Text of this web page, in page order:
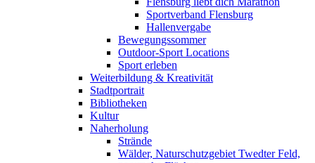
Sportverband Flensburg
Hallenvergabe
Bewegungssommer
Outdoor-Sport Locations
Sport erleben
Weiterbildung & Kreativität
Stadtportrait
Bibliotheken
Kultur
Naherholung
Strände
Wälder, Naturschutzgebiet Twedter Feld,